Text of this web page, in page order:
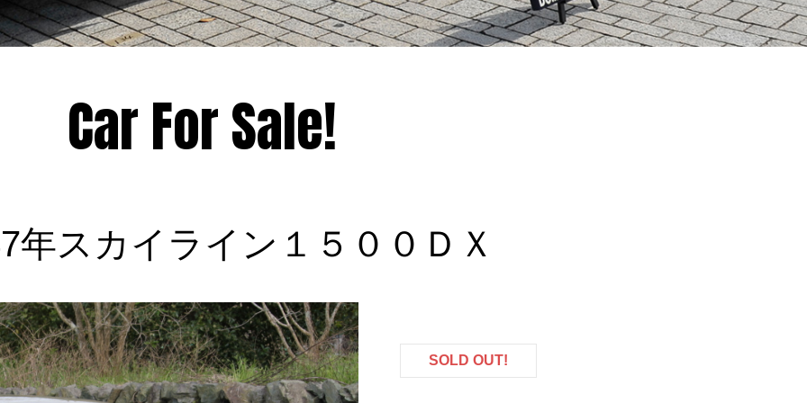
Car For Sale!
年スカイライン１５００ＤＸ
SOLD OUT!